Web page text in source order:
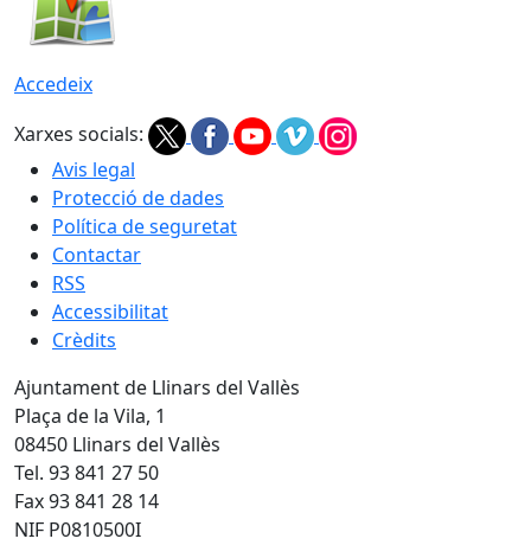
Accedeix
Xarxes socials:
Avis legal
Protecció de dades
Política de seguretat
Contactar
RSS
Accessibilitat
Crèdits
Ajuntament de Llinars del Vallès
Plaça de la Vila, 1
08450 Llinars del Vallès
Tel. 93 841 27 50
Fax 93 841 28 14
NIF P0810500I